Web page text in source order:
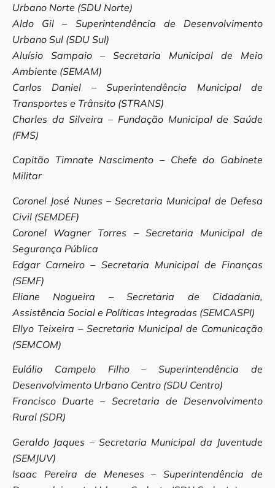
Urbano Norte (SDU Norte)
Aldo Gil – Superintendência de Desenvolvimento
Urbano Sul (SDU Sul)
Aluísio Sampaio – Secretaria Municipal de Meio
Ambiente (SEMAM)
Carlos Daniel – Superintendência Municipal de
Transportes e Trânsito (STRANS)
Charles da Silveira – Fundação Municipal de Saúde
(FMS)
Capitão Timnate Nascimento – Chefe do Gabinete
Militar
Coronel José Nunes – Secretaria Municipal de Defesa
Civil (SEMDEF)
Coronel Wagner Torres – Secretaria Municipal de
Segurança Pública
Edgar Carneiro – Secretaria Municipal de Finanças
(SEMF)
Eliane Nogueira – Secretaria de Cidadania,
Assistência Social e Políticas Integradas (SEMCASPI)
Ellyo Teixeira – Secretaria Municipal de Comunicação
(SEMCOM)
Eulálio Campelo Filho – Superintendência de
Desenvolvimento Urbano Centro (SDU Centro)
Francisco Duarte – Secretaria de Desenvolvimento
Rural (SDR)
Geraldo Jaques – Secretaria Municipal da Juventude
(SEMJUV)
Isaac Pereira de Meneses – Superintendência de